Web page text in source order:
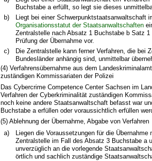
Buchstabe a erfüllt, so legt sie dieses
b)
Liegt bei einer Schwerpunktstaatsanwaltschaft
Organisationsstatut der Staatsanwaltschaften
Zentralstelle nach Absatz 1 Buchstabe b Satz
Prüfung der Übernahme vor.
c)
Die Zentralstelle kann ferner Verfahren, die bei
Bundesländer anhängig sind, unmittelbar
(4) Verfahrensübernahme aus dem
zuständigen Kommissariaten der Polizei
Das Cybercrime Competence Center Sachsen im
Verfahren der Cyberkriminalität zuständigen
noch keine andere Staatsanwaltschaft befasst war
Buchstabe a erfüllen oder voraussichtlich erfüllen
(5) Ablehnung der Übernahme, Abgabe von Verfahren
a)
Liegen die Voraussetzungen für die
Zentralstelle im Fall des Absatz 3 Buchstabe a
unverzüglich an die vorlegende
örtlich und sachlich zuständige